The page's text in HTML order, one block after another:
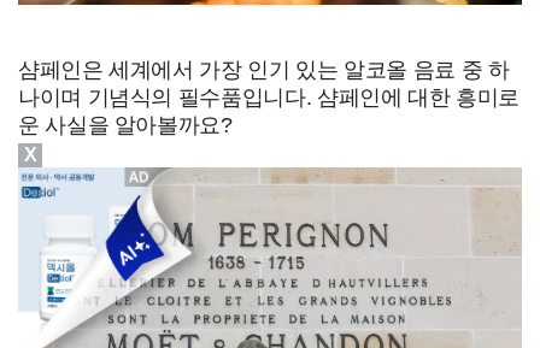
샴페인은 세계에서 가장 인기 있는 알코올 음료 중 하
나이며 기념식의 필수품입니다. 샴페인에 대한 흥미로
운 사실을 알아볼까요?
X